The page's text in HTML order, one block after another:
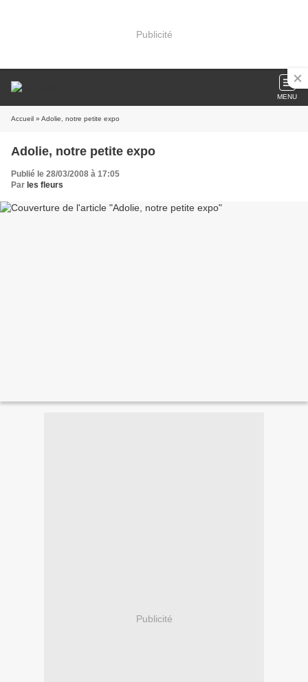
Publicité
MENU
Accueil » Adolie, notre petite expo
Adolie, notre petite expo
Publié le 28/03/2008 à 17:05
Par les fleurs
Publicité